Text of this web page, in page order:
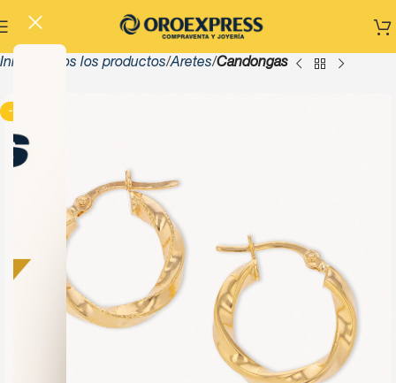
Inicio Todos los productos Aretes Candongas
-13%